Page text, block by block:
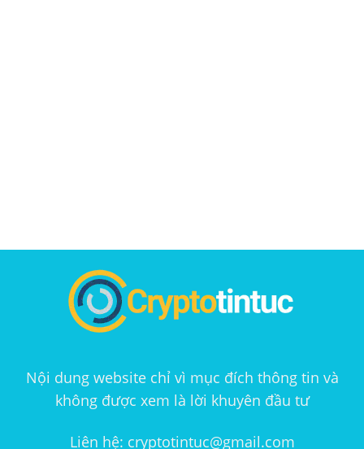
Nội dung website chỉ vì mục đích thông tin và
không được xem là lời khuyên đầu tư
Liên hệ: cryptotintuc@gmail.com